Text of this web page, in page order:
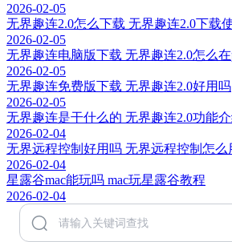
2026-02-05
无界趣连2.0怎么下载 无界趣连2.0下载
2026-02-05
无界趣连电脑版下载 无界趣连2.0怎么在
2026-02-05
无界趣连免费版下载 无界趣连2.0好用吗
2026-02-05
无界趣连是干什么的 无界趣连2.0功能
2026-02-04
无界远程控制好用吗 无界远程控制怎么
2026-02-04
星露谷mac能玩吗 mac玩星露谷教程
2026-02-04